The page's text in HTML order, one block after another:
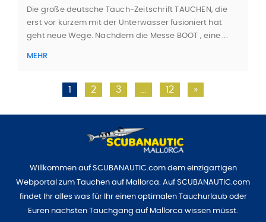
Die große deutsche Tauch-Zeitschrift TAUCHEN, die
erst vor kurzem mit der Unterwasser fusioniert hat
geht neue Wege. Nachdem die Messe BOOT , eine ...
MEHR
1 2 3 12 »
Willkommen auf SCUBANAUTIC.com dem einzigartigen
Webportal zum Tauchen auf Mallorca. Auf SCUBANAUTIC.com
findet Ihr alles was für Ihr einen optimalen Tauchurlaub oder
Euren nächsten Tauchgang auf Mallorca wissen müsst.